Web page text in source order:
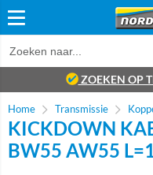
ZOEKEN OP
Home Transmissie
KICKDOWN
BW55 AW55